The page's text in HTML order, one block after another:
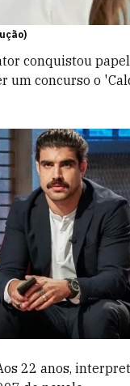
conquistou
um concurso o
22 anos,